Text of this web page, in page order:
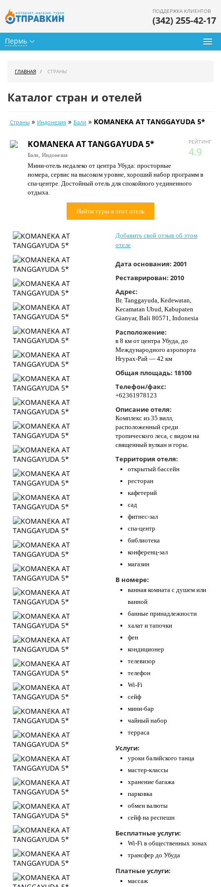
Пермь
ПОДДЕРЖКА КЛИЕНТОВ
(342) 255-42-17
Календарь туров
Цены дня
Страны
Как купить
Контакты
ГЛАВНАЯ СТРАНЫ
Каталог стран и отелей
Страны » Индонезия » Бали » KOMANEKA AT TANGGAYUDA 5*
РЕЙТИНГ
4.9
KOMANEKA AT TANGGAYUDA 5*
Бали, Индонезия
Мини-отель недалеко от центра Убуда: просторные
номера, сервис на высоком уровне, хороший набор программ в
спа-центре. Достойный отель для спокойного уединенного
отдыха.
Найти туры в этот отель
Добавить свой отзыв об этом
отеле
Дата основания: 2001
Реставрирован: 2010
Адрес:
Br. Tanggayuda, Kedewatan,
Kecamatan Ubud, Kabupaten
Gianyar, Bali 80571, Indonesia
Расположение:
в 8 км от центра Убуда, до
Международного аэропорта
Нгурах-Рай — 42 км
Общая площадь: 18100
Телефон/факс:
+62361978123
Описание отеля:
Комплекс из 35 вилл,
расположенный среди
тропического леса, с видом на
священный вулкан и горы.
Территория отеля:
открытый бассейн
ресторан
кафетерий
сад
фитнес-зал
спа-центр
библиотека
конференц-зал
магазин
В номере:
ванная комната с душем или
ванной
банные принадлежности
халат и тапочки
фен
кондиционер
телевизор
телефон
Wi-Fi
сейф
мини-бар
чайный набор
терраса
Услуги:
уроки балийского танца
мастер-классы
хранение багажа
парковка
обмен валюты
сейф на респешн
Бесплатные услуги:
Wi-Fi в общественных зонах
трансфер до Убуда
Платные услуги:
массаж